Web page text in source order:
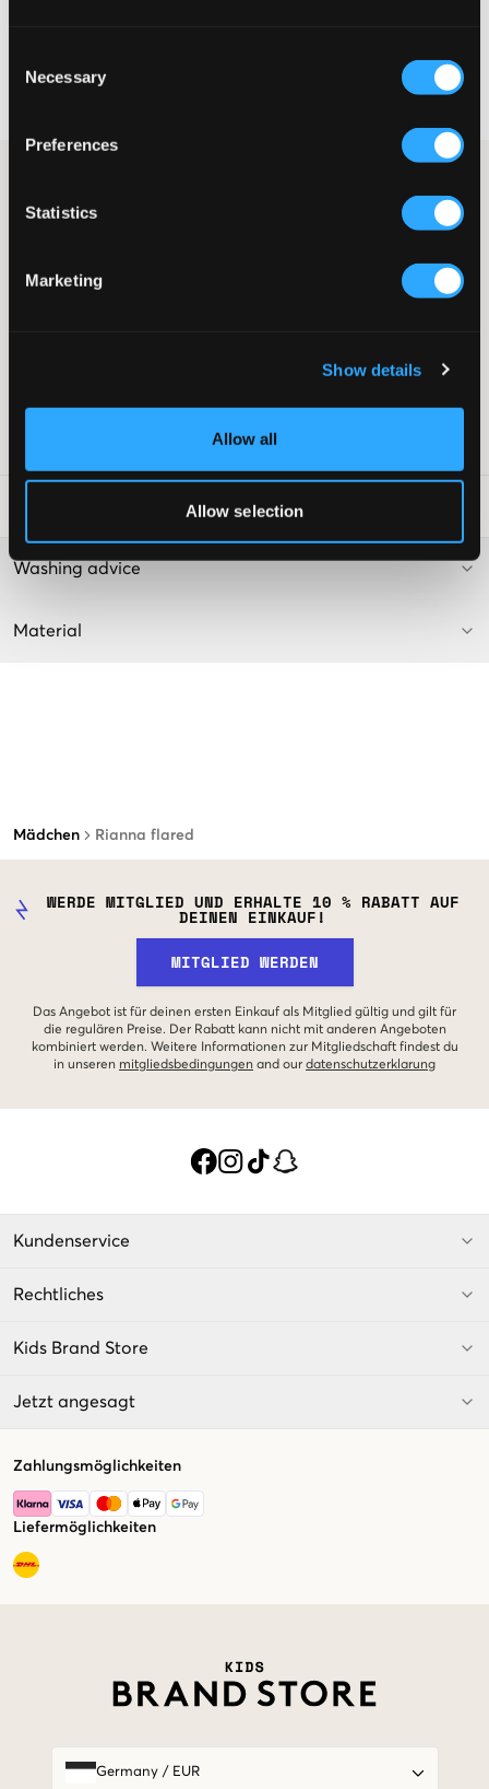
Selection
Necessary
Preferences
Statistics
Marketing
Show details
Allow all
Allow selection
Mädchen Rianna flared
Schnelle lieferung
Gratis versand über €69
verstellbar und der Hosenschlitz besteht aus Reißverschluss und
Jeans
Hosenschlitz mit Knopf
Washing advice
Material
WERDE MITGLIED UND ERHALTE 10 % RABATT AUF
DEINEN EINKAUF!
MITGLIED WERDEN
Das Angebot ist für deinen ersten Einkauf als Mitglied gültig und gilt für
die regulären Preise. Der Rabatt kann nicht mit anderen Angeboten
kombiniert werden. Weitere Informationen zur Mitgliedschaft findest du
in unseren mitgliedsbedingungen and our datenschutzerklarung
Kundenservice
Rechtliches
Kids Brand Store
Jetzt angesagt
Zahlungsmöglichkeiten
Liefermöglichkeiten
Germany/ EUR